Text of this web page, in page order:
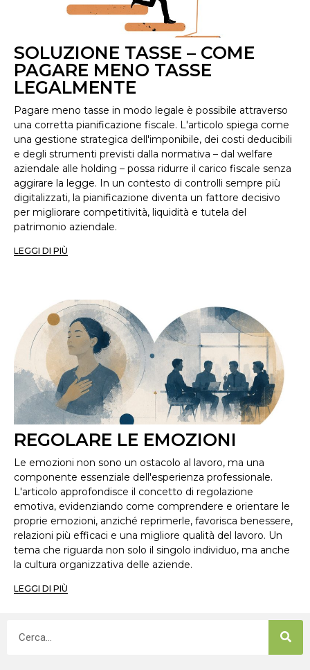
SOLUZIONE TASSE – COME
PAGARE MENO TASSE
LEGALMENTE
Pagare meno tasse in modo legale è possibile attraverso
una corretta pianificazione fiscale. L'articolo spiega come
una gestione strategica dell'imponibile, dei costi deducibili
e degli strumenti previsti dalla normativa – dal welfare
aziendale alle holding – possa ridurre il carico fiscale senza
aggirare la legge. In un contesto di controlli sempre più
digitalizzati, la pianificazione diventa un fattore decisivo
per migliorare competitività, liquidità e tutela del
patrimonio aziendale.
LEGGI DI PIÙ
REGOLARE LE EMOZIONI
Le emozioni non sono un ostacolo al lavoro, ma una
componente essenziale dell'esperienza professionale.
L'articolo approfondisce il concetto di regolazione
emotiva, evidenziando come comprendere e orientare le
proprie emozioni, anziché reprimerle, favorisca benessere,
relazioni più efficaci e una migliore qualità del lavoro. Un
tema che riguarda non solo il singolo individuo, ma anche
la cultura organizzativa delle aziende.
LEGGI DI PIÙ